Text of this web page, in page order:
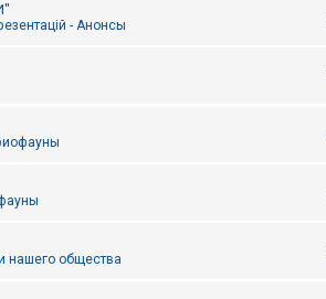
- Анонсы
нашего общества